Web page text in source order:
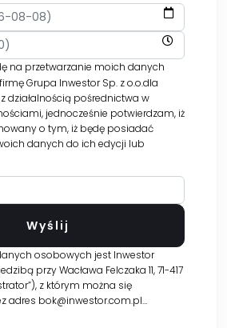
na przetwarzanie moich danych
Grupa Inwestor Sp. z o.o.dla
działalnością pośrednictwa w
jednocześnie potwierdzam, iż
o tym, iż będę posiadać
danych do ich edycji lub
osobowych jest Inwestor
przy Wacława Felczaka 11, 71-417
z którym można się
adres bok@inwestor.com.pl…